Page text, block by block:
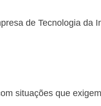
de Tecnologia da
situações que